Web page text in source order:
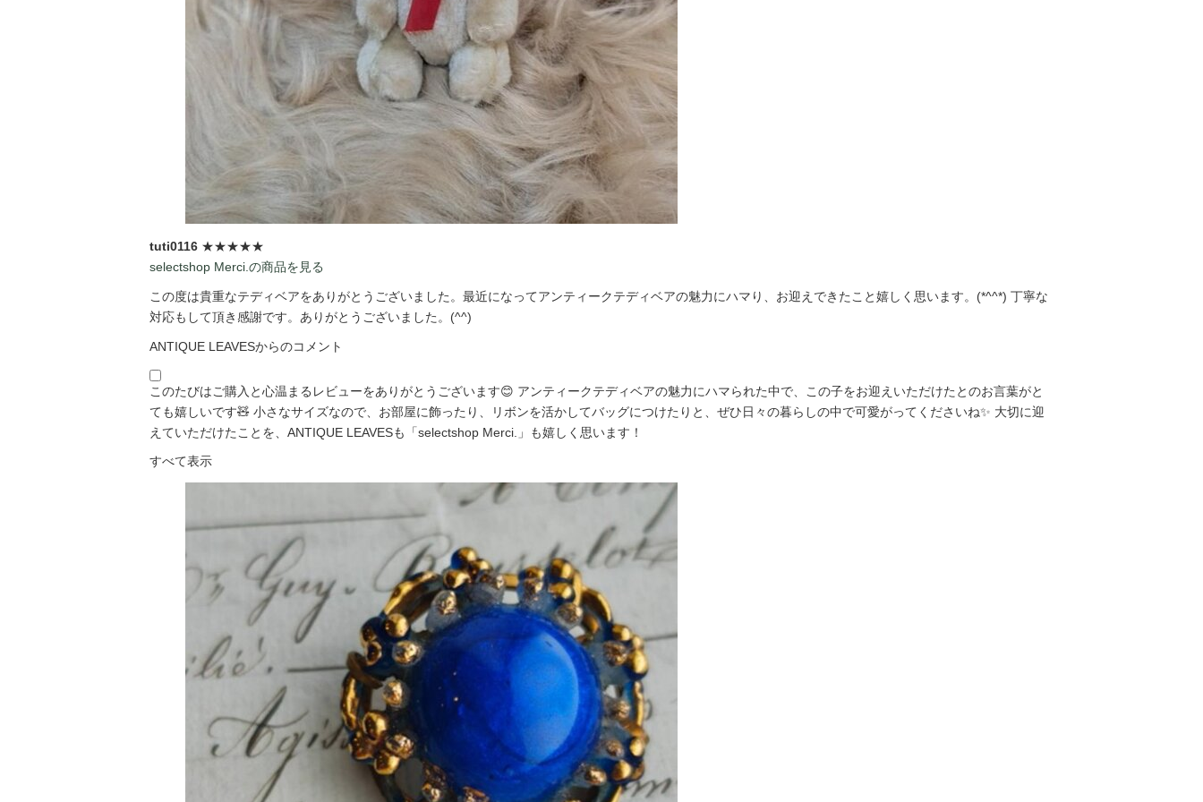
tuti0116 ★★★★★
selectshop Merci.の商品を見る
この度は貴重なテディベアをありがとうございました。最近になってアンティークテディベアの魅力にハマり、お迎えできたこと嬉しく思います。(*^^*) 丁寧な
対応もして頂き感謝です。ありがとうございました。(^^)
ANTIQUE LEAVESからのコメント
このたびはご購入と心温まるレビューをありがとうございます😊 アンティークテディベアの魅力にハマられた中で、この子をお迎えいただけたとのお言葉がと
ても嬉しいです🧸 小さなサイズなので、お部屋に飾ったり、リボンを活かしてバッグにつけたりと、ぜひ日々の暮らしの中で可愛がってくださいね✨ 大切に迎
えていただけたことを、ANTIQUE LEAVESも「selectshop Merci.」も嬉しく思います！
すべて表示